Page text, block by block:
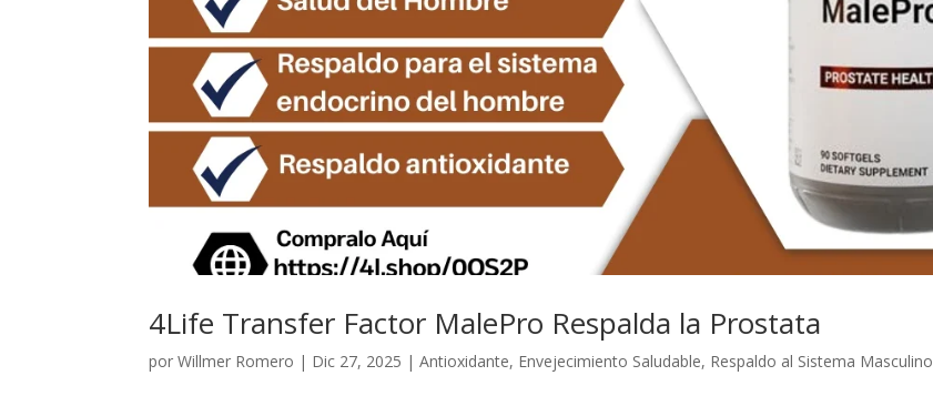
4Life Transfer Factor MalePro Respalda la Prostata
porWillmer Romero | Dic 27, 2025 |Antioxidante, Envejecimiento Saludable, Respaldo al Sistema Masculino